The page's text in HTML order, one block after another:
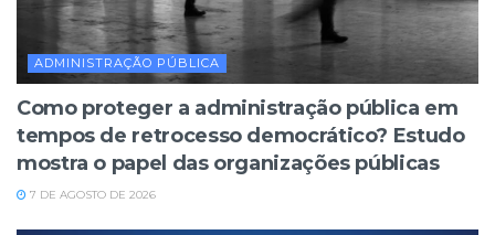
ADMINISTRAÇÃO PÚBLICA
Como proteger a administração pública em
tempos de retrocesso democrático? Estudo
mostra o papel das organizações públicas
7 DE AGOSTO DE 2026